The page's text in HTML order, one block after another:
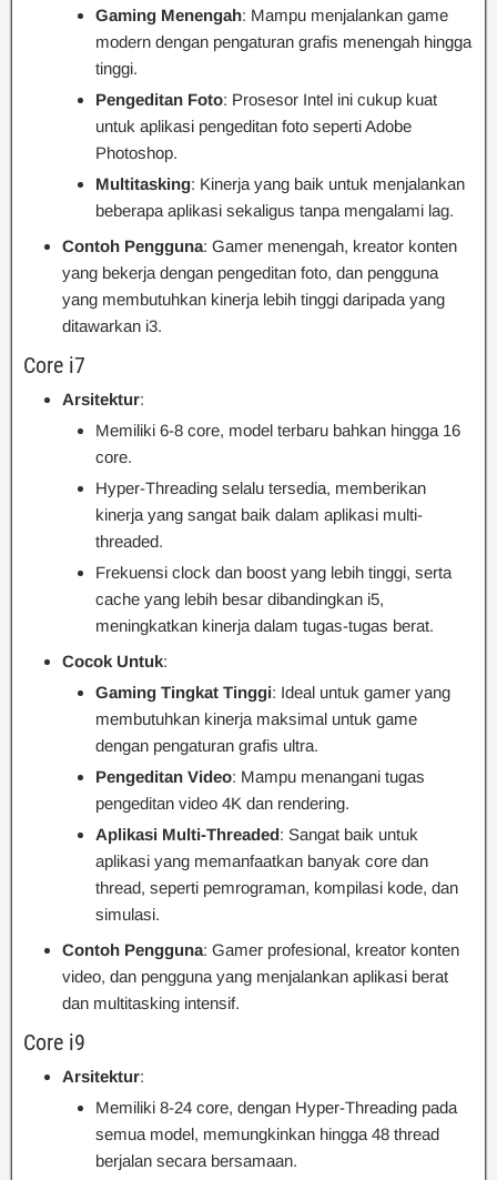
Gaming Menengah: Mampu menjalankan game
modern dengan pengaturan grafis menengah hingga
tinggi.
Pengeditan Foto: Prosesor Intel ini cukup kuat
untuk aplikasi pengeditan foto seperti Adobe
Photoshop.
Multitasking: Kinerja yang baik untuk menjalankan
beberapa aplikasi sekaligus tanpa mengalami lag.
Contoh Pengguna: Gamer menengah, kreator konten
yang bekerja dengan pengeditan foto, dan pengguna
yang membutuhkan kinerja lebih tinggi daripada yang
ditawarkan i3.
Core i7
Arsitektur:
Memiliki 6-8 core, model terbaru bahkan hingga 16
core.
Hyper-Threading selalu tersedia, memberikan
kinerja yang sangat baik dalam aplikasi multi-
threaded.
Frekuensi clock dan boost yang lebih tinggi, serta
cache yang lebih besar dibandingkan i5,
meningkatkan kinerja dalam tugas-tugas berat.
Cocok Untuk:
Gaming Tingkat Tinggi: Ideal untuk gamer yang
membutuhkan kinerja maksimal untuk game
dengan pengaturan grafis ultra.
Pengeditan Video: Mampu menangani tugas
pengeditan video 4K dan rendering.
Aplikasi Multi-Threaded: Sangat baik untuk
aplikasi yang memanfaatkan banyak core dan
thread, seperti pemrograman, kompilasi kode, dan
simulasi.
Contoh Pengguna: Gamer profesional, kreator konten
video, dan pengguna yang menjalankan aplikasi berat
dan multitasking intensif.
Core i9
Arsitektur:
Memiliki 8-24 core, dengan Hyper-Threading pada
semua model, memungkinkan hingga 48 thread
berjalan secara bersamaan.